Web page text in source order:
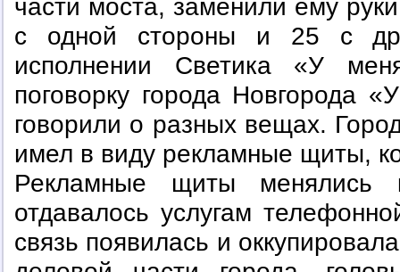
части моста, заменили ему
с одной стороны и 25 с
исполнении Светика «У
поговорку города Новгорода
говорили о разных вещах.
имел в виду рекламные щиты,
Рекламные щиты менялись
отдавалось услугам
связь появилась и